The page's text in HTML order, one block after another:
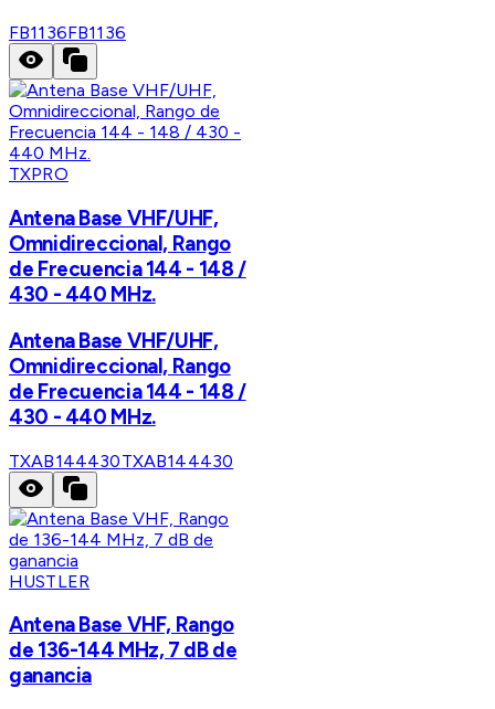
FB1136FB1136
TXPRO
Antena Base VHF/UHF,
Omnidireccional, Rango
de Frecuencia 144 - 148 /
430 - 440 MHz.
Antena Base VHF/UHF,
Omnidireccional, Rango
de Frecuencia 144 - 148 /
430 - 440 MHz.
TXAB144430TXAB144430
HUSTLER
Antena Base VHF, Rango
de 136-144 MHz, 7 dB de
ganancia